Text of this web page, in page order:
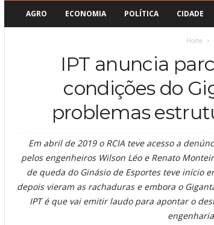
AGRO ECONOMIA POLÍTICA CIDADE
Home
IPT anuncia
condições do
problemas
Em abril de 2019 o RCIA teve acesso a
pelos engenheiros Wilson Léo e Renato
de queda do Ginásio de Esportes teve início
depois vieram as rachaduras e embora o
IPT é que vai emitir laudo para apontar o